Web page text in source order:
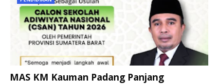
MAS KM Kauman Padang Panjang